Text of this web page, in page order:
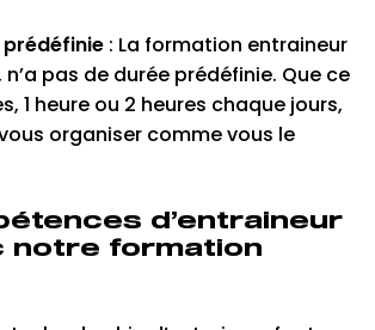
prédéfinie : La formation entraineur
pas de durée prédéfinie. Que ce
1 heure ou 2 heures chaque jours,
organiser comme vous le
d’entraineur
notre formation